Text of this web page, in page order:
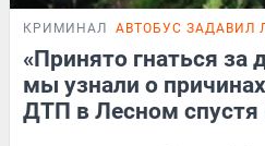
КРИМИНАЛ АВТОБУС ЗАДАВИЛ
«Принято гнаться за
мы узнали о
ДТП в Лесном спустя